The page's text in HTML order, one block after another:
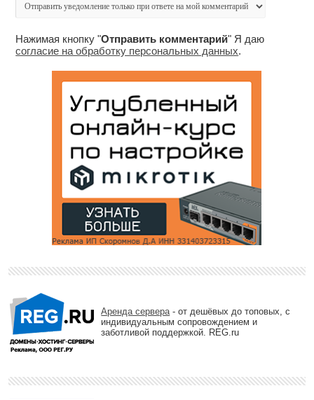
Нажимая кнопку "Отправить комментарий" Я даю
согласие на обработку персональных данных.
Аренда сервера- от дешёвых до топовых, с
индивидуальным сопровождением и
заботливой поддержкой. REG.ru